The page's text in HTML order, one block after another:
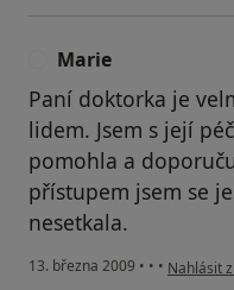
Marie
Paní doktorka je
lidem. Jsem s její
pomohla a
přístupem jsem se
nesetkala.
13. března 2009 • • • podle
Nahlásit